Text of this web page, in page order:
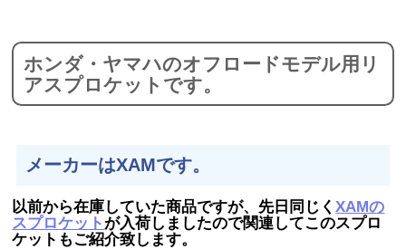
ホンダ・ヤマハのオフロードモデル用リ
アスプロケットです。
メーカーはXAMです。
以前から在庫していた商品ですが、先日同じくXAMの
スプロケットが入荷しましたので関連してこのスプロ
ケットもご紹介致します。